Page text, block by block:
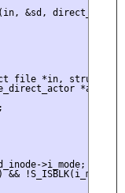
&sd,
file *in, struct
*actor)
>i_mode;
&& !S_ISBLK(i_mode)))